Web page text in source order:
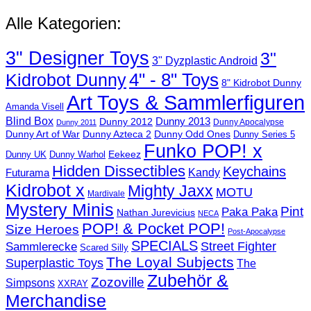
Alle Kategorien:
3" Designer Toys 3" Dyzplastic Android 3"
Kidrobot Dunny4" - 8" Toys 8" Kidrobot Dunny
Amanda Visell Art Toys & Sammlerfiguren
Blind Box Dunny 2011 Dunny 2012 Dunny 2013 Dunny Apocalypse
Dunny Art of War Dunny Azteca 2 Dunny Odd Ones Dunny Series 5
Dunny UK Dunny Warhol Eekeez Funko POP! x
Futurama Hidden Dissectibles Kandy Keychains
Kidrobot x Mardivale Mighty Jaxx MOTU
Mystery Minis Nathan Jurevicius NECA Paka Paka Pint
Size Heroes POP! & Pocket POP! Post-Apocalypse
Sammlerecke Scared Silly SPECIALS Street Fighter
Superplastic ToysThe Loyal Subjects The
Simpsons XXRAY Zozoville Zubehör &
Merchandise